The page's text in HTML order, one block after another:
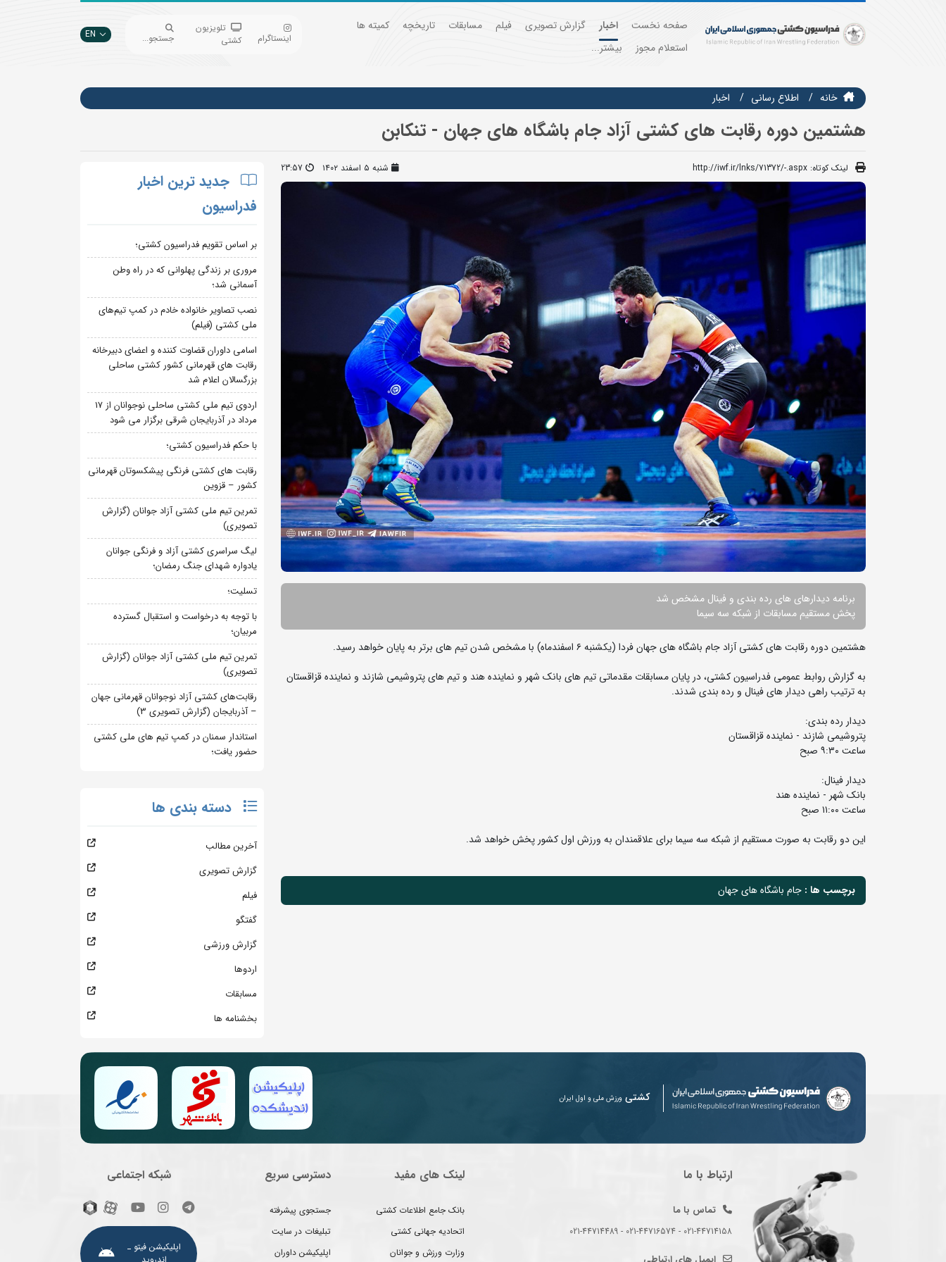
صفحه نخست اخبار گزارش تصویری فیلم مسابقات تاریخچه
کمیته ها
استعلام مجوز
بیشتر...
اینستاگرام
تلویزیون
کشتی
جستجو... EN
خانه اطلاع رسانی اخبار
هشتمین دوره رقابت های کشتی آزاد جام باشگاه های جهان - تنکابن
لینک کوتاه: http://iwf.ir/lnks/71372/-.aspx شنبه ۵ اسفند ۱۴۰۲ 23:57
برنامه دیدارهای های رده بندی و فینال مشخص شد
پخش مستقیم مسابقات از شبکه سه سیما
هشتمین دوره رقابت های کشتی آزاد جام باشگاه های جهان فردا (یکشنبه ۶ اسفندماه) با مشخص شدن تیم های برتر به پایان خواهد رسید.
به گزارش روابط عمومی فدراسیون کشتی، در پایان مسابقات مقدماتی تیم های بانک شهر و نماینده هند و تیم های پتروشیمی شازند و نماینده قزاقستان
به ترتیب راهی دیدار های فینال و رده بندی شدند.
دیدار رده بندی:
پتروشیمی شازند - نماینده قزاقستان
ساعت ۹:۳۰ صبح
دیدار فینال:
بانک شهر - نماینده هند
ساعت ۱۱:۰۰ صبح
این دو رقابت به صورت مستقیم از شبکه سه سیما برای علاقمندان به ورزش اول کشور پخش خواهد شد.
برچسب ها : جام باشگاه های جهان
جدید ترین اخبار
فدراسیون
بر اساس تقویم فدراسیون کشتی؛
مروری بر زندگی پهلوانی که در راه وطن
آسمانی شد؛
نصب تصاویر خانواده خادم در کمپ تیم‌های
ملی کشتی (فیلم)
اسامی داوران قضاوت کننده و اعضای دبیرخانه
رقابت های قهرمانی کشور کشتی ساحلی
بزرگسالان اعلام شد
اردوی تیم ملی کشتی ساحلی نوجوانان از 17
مرداد در آذربایجان شرقی برگزار می شود
با حکم فدراسیون کشتی؛
رقابت های کشتی فرنگی پیشکسوتان قهرمانی
کشور – قزوین
تمرین تیم ملی کشتی آزاد جوانان (گزارش
تصویری)
لیگ سراسری کشتی آزاد و فرنگی جوانان
یادواره شهدای جنگ رمضان؛
تسلیت؛
با توجه به درخواست و استقبال گسترده
مربیان؛
تمرین تیم ملی کشتی آزاد جوانان (گزارش
تصویری)
رقابت‌های کشتی آزاد نوجوانان قهرمانی جهان
– آذربایجان (گزارش تصویری 3)
استاندار سمنان در کمپ تیم های ملی کشتی
حضور یافت؛
دسته بندی ها
آخرین مطالب
گزارش تصویری
فیلم
گفتگو
گزارش ورزشی
اردوها
مسابقات
بخشنامه ها
کشتی ورزش ملی و اول ایران
ارتباط با ما
تماس با ما
021-44714158 - 021-44716574 - 021-44714489
لینک های مفید
بانک جامع اطلاعات کشتی
اتحادیه جهانی کشتی
وزارت ورزش و جوانان
دسترسی سریع
جستجوی پیشرفته
تبلیغات در سایت
اپلیکیشن داوران
شبکه اجتماعی
اپلیکیشن فیتو ـ